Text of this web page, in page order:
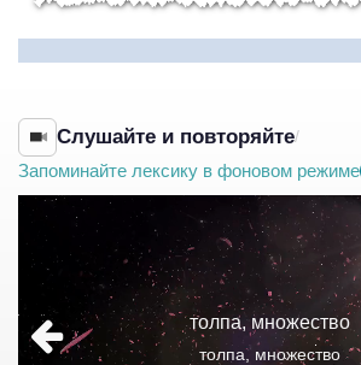
Слушайте и повторяйте/
Запоминайте лексику в фоновом режиме
толпа, множество
толпа, множество